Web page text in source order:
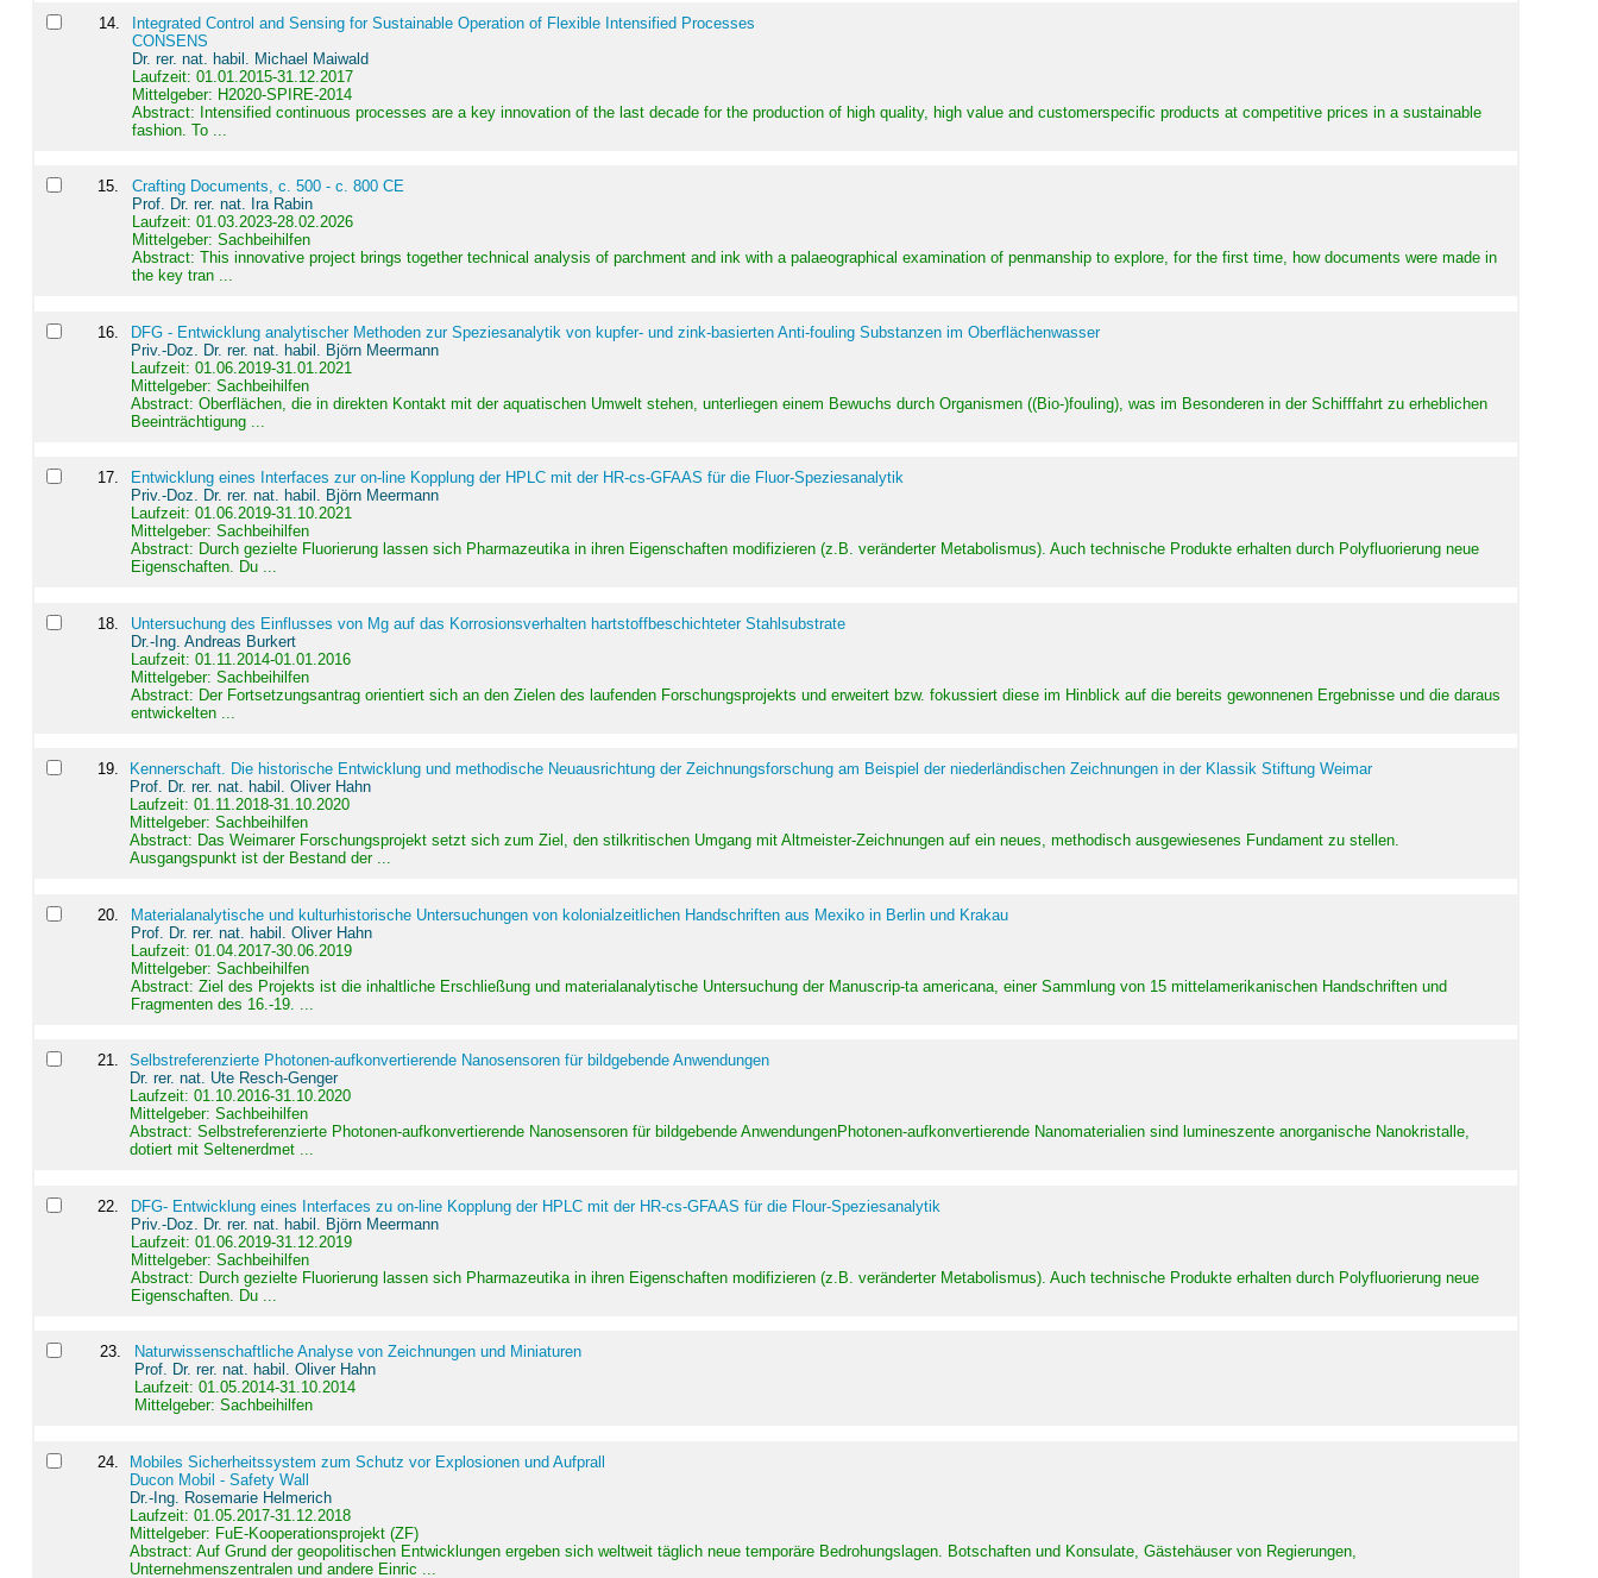
14.
Integrated Control and Sensing for Sustainable Operation of Flexible Intensified Processes
CONSENS
Dr. rer. nat. habil. Michael Maiwald
Laufzeit: 01.01.2015-31.12.2017
Mittelgeber: H2020-SPIRE-2014
Abstract: Intensified continuous processes are a key innovation of the last decade for the production of high quality, high value and customerspecific products at competitive prices in a sustainable
fashion. To ...
15.
Crafting Documents, c. 500 - c. 800 CE
Prof. Dr. rer. nat. Ira Rabin
Laufzeit: 01.03.2023-28.02.2026
Mittelgeber: Sachbeihilfen
Abstract: This innovative project brings together technical analysis of parchment and ink with a palaeographical examination of penmanship to explore, for the first time, how documents were made in
the key tran ...
16
DFG - Entwicklung analytischer Methoden zur Speziesanalytik von kupfer- und zink-basierten Anti-fouling Substanzen im Oberflächenwasser
Priv.-Doz. Dr. rer. nat. habil. Björn Meermann
Laufzeit: 01.06.2019-31.01.2021
Mittelgeber: Sachbeihilfen
Abstract:Oberflächen, die in direkten Kontakt mit der aquatischen Umwelt stehen, unterliegen einem Bewuchs durch Organismen ((Bio-)fouling), was im Besonderen in der Schifffahrt zu erheblichen
Beeinträchtigung ...
17.
Entwicklung eines Interfaces zur on-line Kopplung der HPLC mit der HR-cs-GFAAS für die Fluor-Speziesanalytik
Priv.-Doz. Dr. rer. nat. habil. Björn Meermann
Laufzeit: 01.06.2019-31.10.2021
Mittelgeber: Sachbeihilfen
Abstract: Durch gezielte Fluorierung lassen sich Pharmazeutika in ihren Eigenschaften modifizieren (z.B. veränderter Metabolismus). Auch technische Produkte erhalten durch Polyfluorierung neue
Eigenschaften. Du ...
18
Untersuchung des Einflusses von Mg auf das Korrosionsverhalten hartstoffbeschichteter Stahlsubstrate
Dr.-Ing. Andreas Burkert
Laufzeit: 01.11.2014-01.01.2016
Mittelgeber: Sachbeihilfen
Abstract: Der Fortsetzungsantrag orientiert sich an den Zielen des laufenden Forschungsprojekts und erweitert bzw. fokussiert diese im Hinblick auf die bereits gewonnenen Ergebnisse und die daraus
entwickelten ...
19.
Kennerschaft. Die historische Entwicklung und methodische Neuausrichtung der Zeichnungsforschung am Beispiel der niederländischen Zeichnungen in der Klassik Stiftung Weimar
Prof. Dr. rer. nat. habil. Oliver Hahn
Laufzeit: 01.11.2018-31.10.2020
Mittelgeber: Sachbeihilfen
Abstract: Das Weimarer Forschungsprojekt setzt sich zum Ziel, den stilkritischen Umgang mit Altmeister-Zeichnungen auf ein neues, methodisch ausgewiesenes Fundament zu stellen.
Ausgangspunkt ist der Bestand der ...
20
Materialanalytische und kulturhistorische Untersuchungen von kolonialzeitlichen Handschriften aus Mexiko in Berlin und Krakau
Prof. Dr. rer. nat. habil. Oliver Hahn
Laufzeit: 01.04.2017-30.06.2019
Mittelgeber: Sachbeihilfen
Abstract: Ziel des Projekts ist die inhaltliche Erschließung und materialanalytische Untersuchung der Manuscrip-ta americana, einer Sammlung von 15 mittelamerikanischen Handschriften und
Fragmenten des 16.-19. ...
21.
Selbstreferenzierte Photonen-aufkonvertierende Nanosensoren für bildgebende Anwendungen
Dr. rer. nat. Ute Resch-Genger
Laufzeit: 01.10.2016-31.10.2020
Mittelgeber: Sachbeihilfen
Abstract:Selbstreferenzierte Photonen-aufkonvertierende Nanosensoren für bildgebende AnwendungenPhotonen-aufkonvertierende Nanomaterialien sind lumineszente anorganische Nanokristalle,
dotiert mit Seltenerdmet ...
22
DFG- Entwicklung eines Interfaces zu on-line Kopplung der HPLC mit der HR-cs-GFAAS für die Flour-Speziesanalytik
Priv.-Doz. Dr. rer. nat. habil. Björn Meermann
Laufzeit: 01.06.2019-31.12.2019
Mittelgeber: Sachbeihilfen
Abstract: Durch gezielte Fluorierung lassen sich Pharmazeutika in ihren Eigenschaften modifizieren (z.B. veränderter Metabolismus). Auch technische Produkte erhalten durch Polyfluorierung neue
Eigenschaften. Du ...
23.
Naturwissenschaftliche Analyse von Zeichnungen und Miniaturen
Prof. Dr. rer. nat. habil. Oliver Hahn
Laufzeit: 01.05.2014-31.10.2014
Mittelgeber: Sachbeihilfen
24.
Mobiles Sicherheitssystem zum Schutz vor Explosionen und Aufprall
Ducon Mobil - Safety Wall
Dr.-Ing. Rosemarie Helmerich
Laufzeit: 01.05.2017-31.12.2018
Mittelgeber: FuE-Kooperationsprojekt (ZF)
Abstract:Auf Grund der geopolitischen Entwicklungen ergeben sich weltweit täglich neue temporäre Bedrohungslagen. Botschaften und Konsulate, Gästehäuser von Regierungen,
Unternehmenszentralen und andere Einric ...